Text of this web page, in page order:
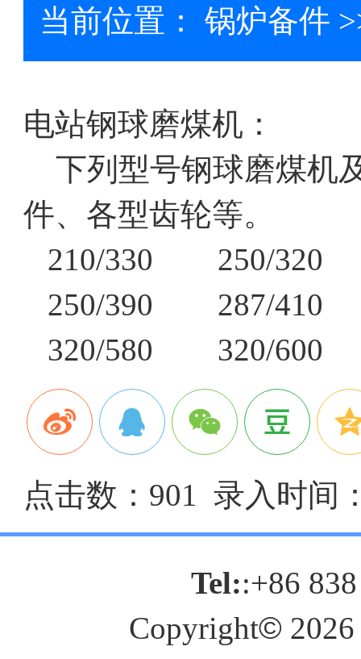
当前位置：锅炉备件
电站钢球磨煤机：
下列型号钢球磨煤机
件、各型齿轮等。
210/330 250/320
250/390 287/410
320/580 320/600
点击数：901 录入时间
Tel::+86
Copyright© 2026